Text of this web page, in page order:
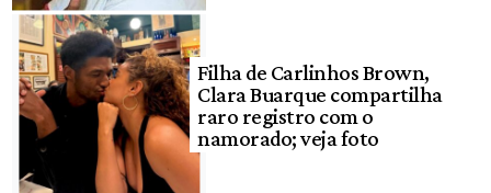
Filha de Carlinhos Brown,
Clara Buarque compartilha
raro registro com o
namorado; veja foto